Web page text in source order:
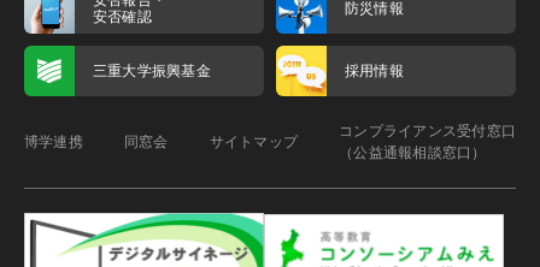
安否確認
防災情報
三重大学振興基金 採用情報
博学連携 同窓会 サイトマップ
コンプライアンス受付窓口
（公益通報相談窓口）